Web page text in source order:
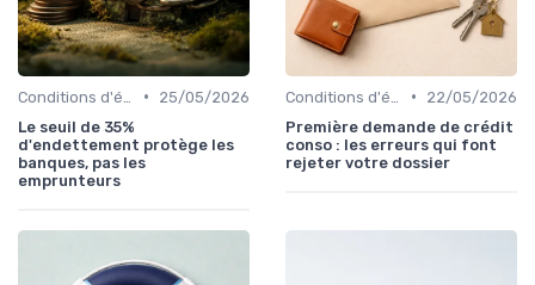
•
25/05/2026
Le seuil de 35%
d'endettement protège les
banques, pas les
emprunteurs
•
22/05/2026
Première demande de crédit
conso : les erreurs qui font
rejeter votre dossier